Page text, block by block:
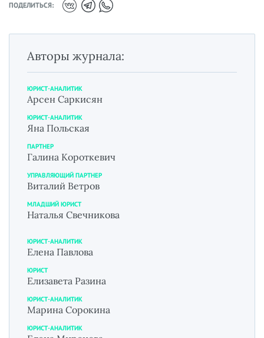
ПОДЕЛИТЬСЯ:
Авторы журнала:
ЮРИСТ-АНАЛИТИК
Арсен Саркисян
ЮРИСТ-АНАЛИТИК
Яна Польская
ПАРТНЕР
Галина Короткевич
УПРАВЛЯЮЩИЙ ПАРТНЕР
Виталий Ветров
МЛАДШИЙ ЮРИСТ
Наталья Свечникова
ЮРИСТ-АНАЛИТИК
Елена Павлова
ЮРИСТ
Елизавета Разина
ЮРИСТ-АНАЛИТИК
Марина Сорокина
ЮРИСТ-АНАЛИТИК